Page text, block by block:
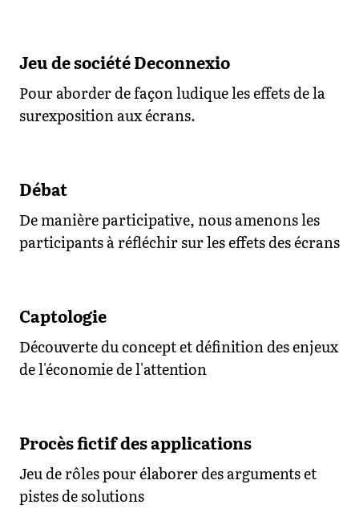
Jeu de société Deconnexio
Pour aborder de façon ludique les effets de la
surexposition aux écrans.
Débat
De manière participative, nous amenons les
participants à réfléchir sur les effets des écrans
Captologie
Découverte du concept et définition des enjeux
de l'économie de l'attention
Procès fictif des applications
Jeu de rôles pour élaborer des arguments et
pistes de solutions